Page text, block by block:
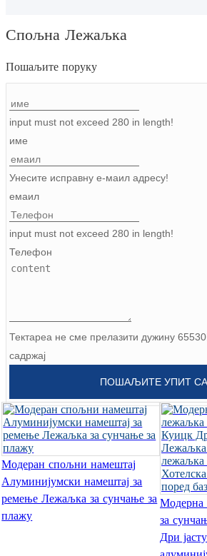
Спољна Лежаљка
Пошаљите поруку
input must not exceed 280 in length!
име
Унесите исправну е-маил адресу!
емаил
input must not exceed 280 in length!
Телефон
Тектареа не сме прелазити дужину
садржај
ПОШАЉИТЕ УПИТ
Модеран спољни намештај
Алуминијумски намештај за
ремење Лежаљка за сунчање за
плажу
Модерна
за
Дри